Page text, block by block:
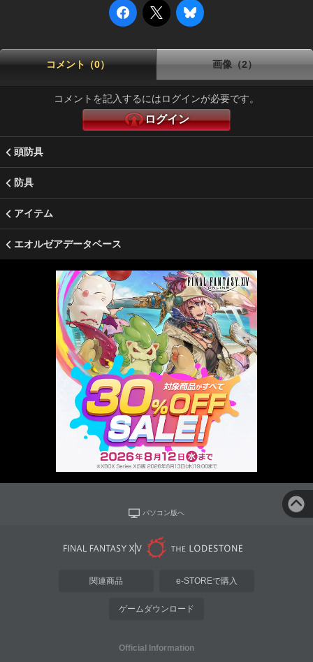
コメント（0） 画像（2）
コメントを記入するにはログインが必要です。
ログイン
頭防具
防具
アイテム
エオルゼアデータベース
パソコン版へ
関連商品 e-STOREで購入
ゲームダウンロード
Official Information